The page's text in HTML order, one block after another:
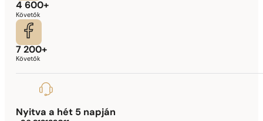
4 600+
Követők
7 200+
Követők
Nyitva a hét 5 napján